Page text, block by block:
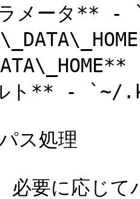
メータ**
ト** - `~/
ス処理
必要に応じ